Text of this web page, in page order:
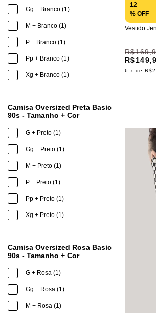
Gg + Branco (1)
M + Branco (1)
P + Branco (1)
Pp + Branco (1)
Xg + Branco (1)
Camisa Oversized Preta Basic
90s - Tamanho + Cor
G + Preto (1)
Gg + Preto (1)
M + Preto (1)
P + Preto (1)
Pp + Preto (1)
Xg + Preto (1)
Camisa Oversized Rosa Basic
90s - Tamanho + Cor
G + Rosa (1)
Gg + Rosa (1)
M + Rosa (1)
12
% OFF
Vestido
6 x de